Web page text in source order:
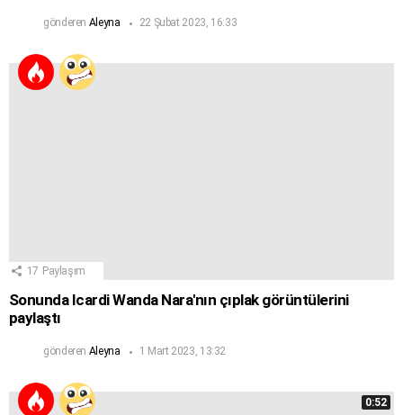
gönderen Aleyna 22 Şubat 2023, 16:33
17 Paylaşım
Sonunda Icardi Wanda Nara'nın çıplak görüntülerini
paylaştı
gönderen Aleyna 1 Mart 2023, 13:32
0:52